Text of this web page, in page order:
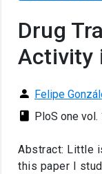
Drug
Activity
person Felipe
class PloS one vol.
Abstract: Little
this paper I